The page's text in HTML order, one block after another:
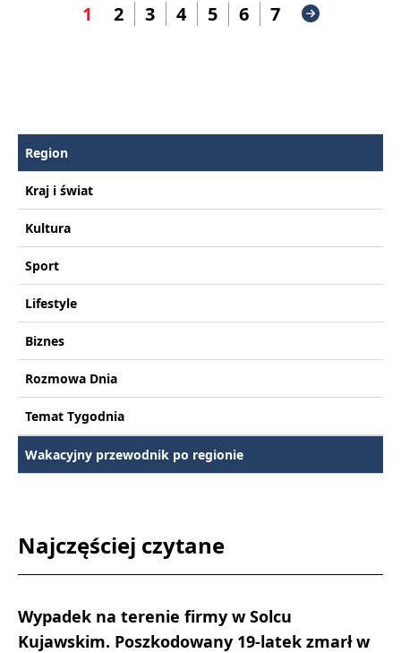
1 2 3 4 5 6 7
Region
Kraj i świat
Kultura
Sport
Lifestyle
Biznes
Rozmowa Dnia
Temat Tygodnia
Wakacyjny przewodnik po regionie
Najczęściej czytane
Wypadek na terenie firmy w Solcu
Kujawskim. Poszkodowany 19-latek zmarł w